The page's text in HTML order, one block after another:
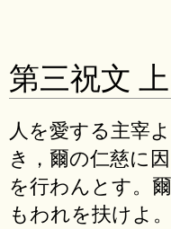
第三祝文
人を愛する主宰
き，爾の仁慈に
を行わんとす。
もわれを扶けよ